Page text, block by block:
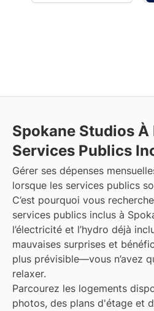
Spokane Studios À
Services Publics
Gérer ses dépenses
lorsque les services publics
C’est pourquoi vous
services publics inclus à
l’électricité et l’hydro déjà
mauvaises surprises et
plus prévisible—vous n’avez
relaxer.
Parcourez les logements
photos, des plans d'étage et